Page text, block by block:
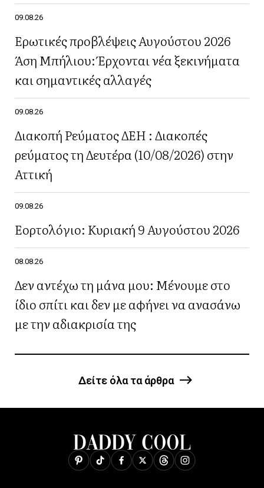
09.08.26
Ερωτικές προβλέψεις Αυγούστου 2026
Άση Μπήλιου: Έρχονται νέα ξεκινήματα
και σημαντικές αλλαγές
09.08.26
Διακοπή Ρεύματος ΔΕΗ : Διακοπές
ρεύματος τη Δευτέρα (10/08/2026) στην
Αττική
09.08.26
Εορτολόγιο: Κυριακή 9 Αυγούστου 2026
08.08.26
Δεν αντέχω τη μάνα μου: Μένουμε στο
ίδιο σπίτι και δεν με αφήνει να ανασάνω
με την αδιακρισία της
Δείτε όλα τα άρθρα